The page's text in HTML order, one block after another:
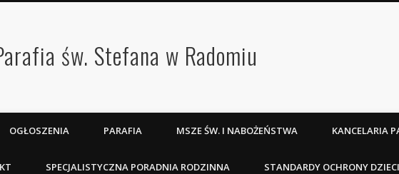
św. Stefana w Radomiu
OGŁOSZENIA PARAFIA MSZE ŚW. I NABOŻEŃSTWA KANCELARIA
SPECJALISTYCZNA PORADNIA RODZINNA STANDARDY OCHRONY DZIECI